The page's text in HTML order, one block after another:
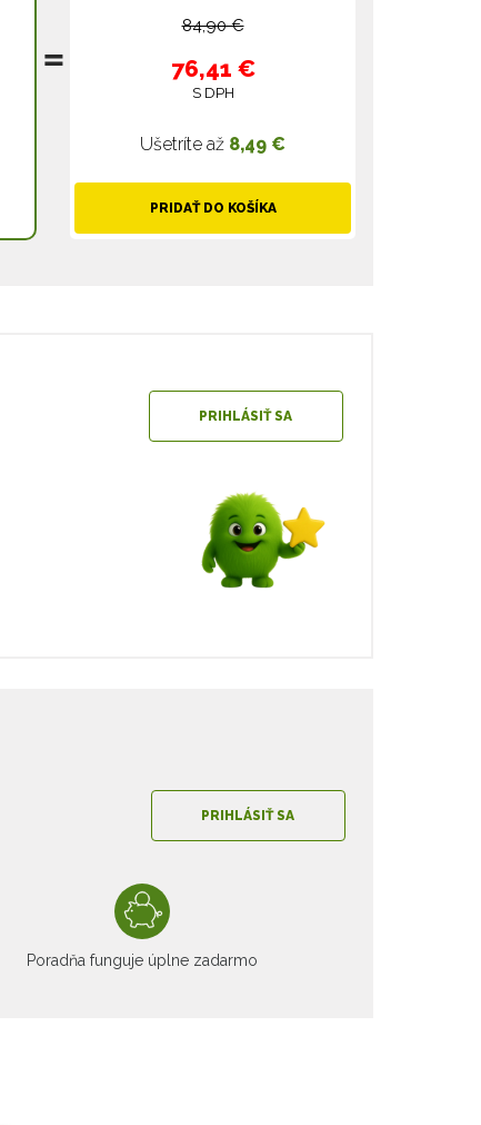
84,90 €
76,41 €
S DPH
Ušetríte až 8,49 €
PRIDAŤ DO KOŠÍKA
PRIHLÁSIŤ SA
PRIHLÁSIŤ SA
Poradňa funguje úplne zadarmo